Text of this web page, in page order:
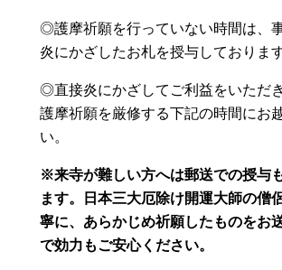
◎護摩祈願を行っていない時間は、
炎にかざしたお札を授与しております
◎直接炎にかざしてご利益をいただ
護摩祈願を厳修する下記の時間にお
い。
※来寺が難しい方へは郵送での授与
ます。
日本三大厄除け開運大師の僧
寧に、あらかじめ祈願したものをお
で効力もご安心ください。